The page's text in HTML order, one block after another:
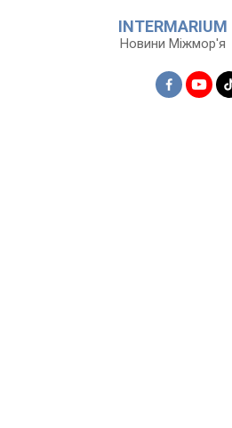
INTERMARIUM
Новини Міжмор'я